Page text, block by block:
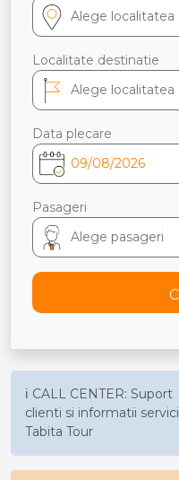
Localitate destinatie
Data plecare
Pasageri
ℹ️ CALL CENTER: Suport
clienti si informatii
Tabita Tour